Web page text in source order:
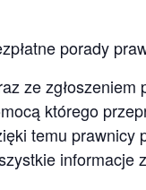
porady
ze
którego
temu prawnicy
informacje